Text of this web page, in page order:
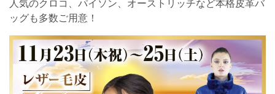
人気のクロコ、パイソン、オーストリッチなど本格皮革バ
ッグも多数ご用意！